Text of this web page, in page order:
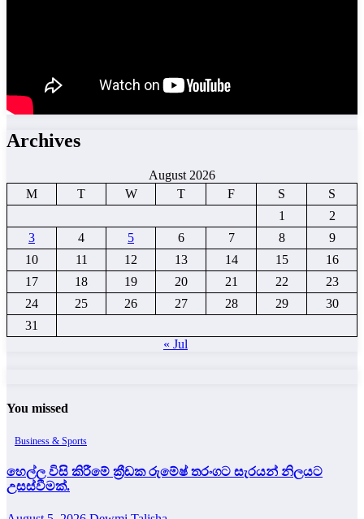
Archives
August 2026
M
T W T F S
S
1
2
3
4 5 6 7 8
9
10
11 12 13 14 15
16
17
18 19 20 21 22
23
24
25 26 27 28 29
30
31
« Jul
You missed
Business & Sports
හෙල්ල විසි කිරීමේ ක්‍රීඩක රුමේෂ් තරංගට සැරයන් නිලයට
උසස්වීමක්.